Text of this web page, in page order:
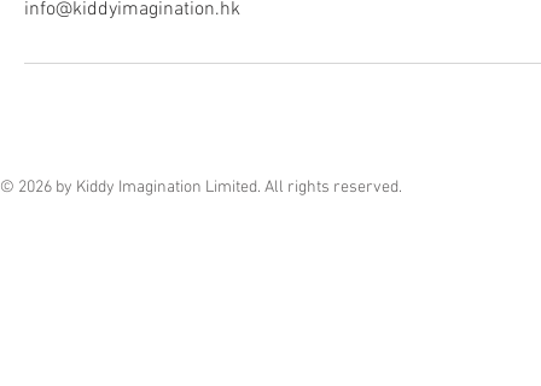
info@kiddyimagination.hk
© 2026 by Kiddy Imagination Limited. All rights reserved.